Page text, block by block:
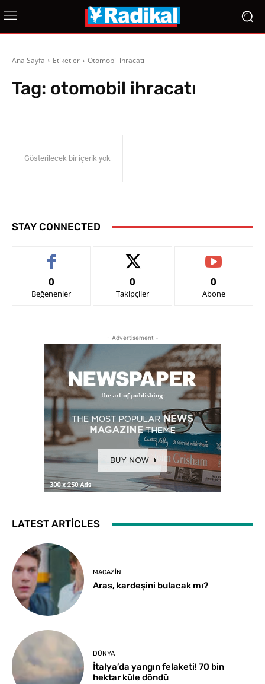
Ana Sayfa Etiketler Otomobil ihracatı
Tag: otomobil ihracatı
Gösterilecek bir içerik yok
STAY CONNECTED
0
Beğenenler
0
Takipçiler
0
Abone
- Advertisement -
LATEST ARTICLES
MAGAZIN
Aras, kardeşini bulacak mı?
DÜNYA
İtalya’da yangın felaketi! 70 bin
hektar küle döndü